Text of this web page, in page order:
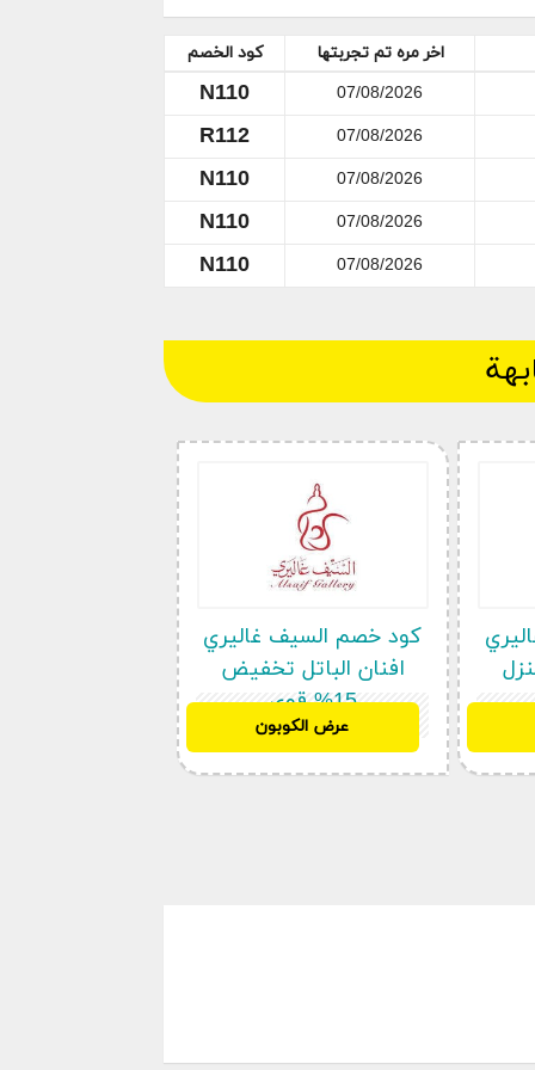
منزل إلا بها.
هو بنفسه منها مايريد. معرض السيف
الخصومات.
والتمتع بأدوات منزلية مريحة مع
الدخول على الموقع والبحث عن افضل
المذهلة.تستطيع ايضا الاشتراك
امكانية الاشتراك في قوائم السيف
اخر مره تم تجربتها
كود الخصم
07/08/2026
N110
07/08/2026
R112
07/08/2026
N110
07/08/2026
N110
07/08/2026
N110
كود خصم السيف غاليري
افنان الباتل تخفيض
15% قوي
عرض الكوبون